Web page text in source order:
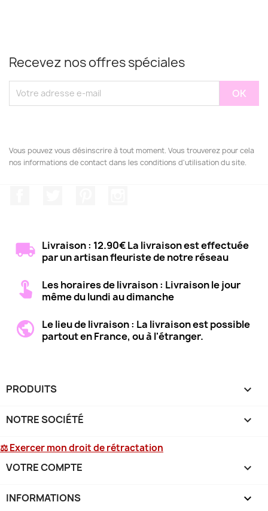
Recevez nos offres spéciales
Vous pouvez vous désinscrire à tout moment. Vous trouverez pour cela
nos informations de contact dans les conditions d'utilisation du site.
Livraison : 12.90€ La livraison est effectuée
par un artisan fleuriste de notre réseau
Les horaires de livraison : Livraison le jour
même du lundi au dimanche
Le lieu de livraison : La livraison est possible
partout en France, ou à l'étranger.
PRODUITS 
NOTRE SOCIÉTÉ 
⚖ Exercer mon droit de rétractation
VOTRE COMPTE 
INFORMATIONS keyboard_arrow_down